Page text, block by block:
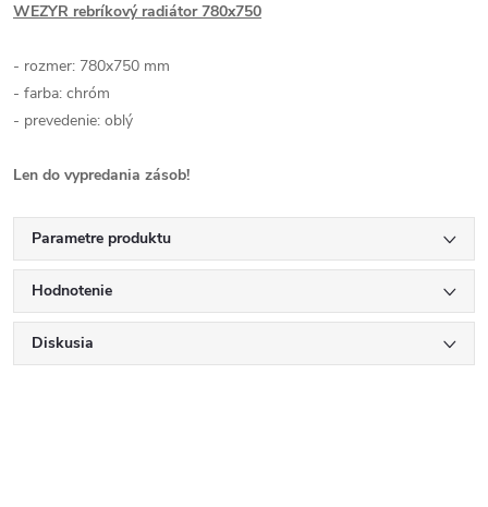
WEZYR rebríkový radiátor 780x750
- rozmer: 780x750 mm
- farba: chróm
- prevedenie: oblý
Len do vypredania zásob!
Parametre produktu
Hodnotenie
Diskusia